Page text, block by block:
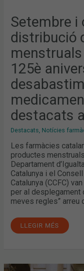
Setembre i
distribució
menstruals
125è
destacats
Destacats, Notícies
Les farmàcies
productes
Departament
Catalunya i el
Catalunya (CCFC)
per al desplegament
meves regles” arreu
DESTACATS
ALS
MITJANS
LLEGIR MÉS